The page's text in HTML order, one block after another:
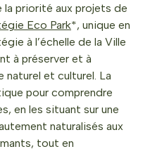
la priorité aux projets de
Eco Park*, unique en
à l’échelle de la Ville
à préserver et à
naturel et culturel. La
pour comprendre
en les situant sur une
naturalisés aux
tout en